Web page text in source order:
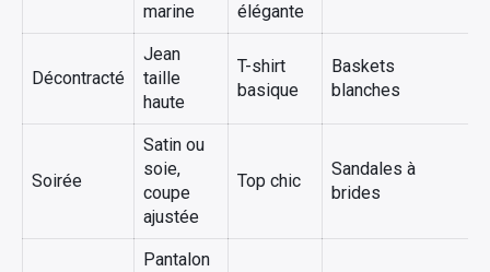
marine
élégante
Décontracté
Jean
taille
haute
T-shirt
basique
Baskets
blanches
Soirée
Satin ou
soie,
coupe
ajustée
Top chic
Sandales à
brides
Pantalon